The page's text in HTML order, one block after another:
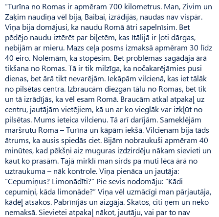
“Turīna no Romas ir apmēram 700 kilometrus. Man, Zivim un
Zaķim naudiņa vēl bija, Baibai, izrādījās, naudas nav vispār.
Viņa bija domājusi, ka naudu Romā ātri sapelnīsim. Bet
pēdējo naudu iztērēt par biļetēm, kas Itālijā ir ļoti dārgas,
nebijām ar mieru. Mazs ceļa posms izmaksā apmēram 30 līdz
40 eiro. Nolēmām, ka stopēsim. Bet problēmas sagādāja ārā
tikšana no Romas. Tā ir tik milzīga, ka nočakarējāmies pusi
dienas, bet ārā tikt nevarējām. Iekāpām vilcienā, kas iet tālāk
no pilsētas centra. Izbraucām diezgan tālu no Romas, bet tik
un tā izrādījās, ka vēl esam Romā. Braucām atkal atpakaļ uz
centru, jautājām vietējiem, kā un ar ko vieglāk var izkļūt no
pilsētas. Mums ieteica vilcienu. Tā arī darījām. Sameklējām
maršrutu Roma – Turīna un kāpām iekšā. Vilcienam bija tāds
ātrums, ka ausis spiedās ciet. Bijām nobraukuši apmēram 40
minūtes, kad pēkšņi aiz muguras izdzirdēju nākam sievieti un
kaut ko prasām. Tajā mirklī man sirds pa muti lēca ārā no
uztraukuma – nāk kontrole. Viņa pienāca un jautāja:
“Cepumiņus? Limonādīti?” Pie sevis nodomāju: “Kādi
cepumiņi, kāda limonāde?” Viņa vēl uzmācīgi man pārjautāja,
kādēļ atsakos. Pabrīnījās un aizgāja. Skatos, citi ņem un neko
nemaksā. Sievietei atpakaļ nākot, jautāju, vai par to nav